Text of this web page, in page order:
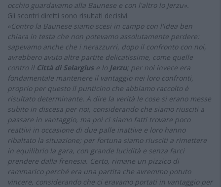
occhio guardavamo alla Baunese e con l'altro lo Jerzu».
Gli scontri diretti sono risultati decisivi.
«Contro la Baunese siamo scesi in campo con l'idea ben
chiara in testa che non potevamo assolutamente perdere:
sapevamo anche che i nerazzurri, dopo il confronto con noi,
avrebbero avuto altre partite delicatissime, come quelle
contro il Città di Selargiuse lo Jerzu; per noi invece era
fondamentale mantenere il vantaggio nei loro confronti,
proprio per questo il punticino che abbiamo raccolto è
risultato determinante. A dire la verità le cose si erano messe
subito in discesa per noi, considerando che siamo riusciti a
passare in vantaggio, ma poi ci siamo fatti trovare poco
reattivi in occasione di due palle inattive e loro hanno
ribaltato la situazione; per fortuna siamo riusciti a rimettere
in equilibrio la gara, con grande lucidità e senza farci
prendere dalla frenesia. Certo, rimane un pizzico di
rammarico perché era una partita che avremmo potuto
vincere, considerando che ci eravamo portati in vantaggio per